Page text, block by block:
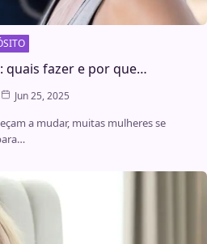
quais fazer e por que…
Jun 25, 2025
a mudar, muitas mulheres se